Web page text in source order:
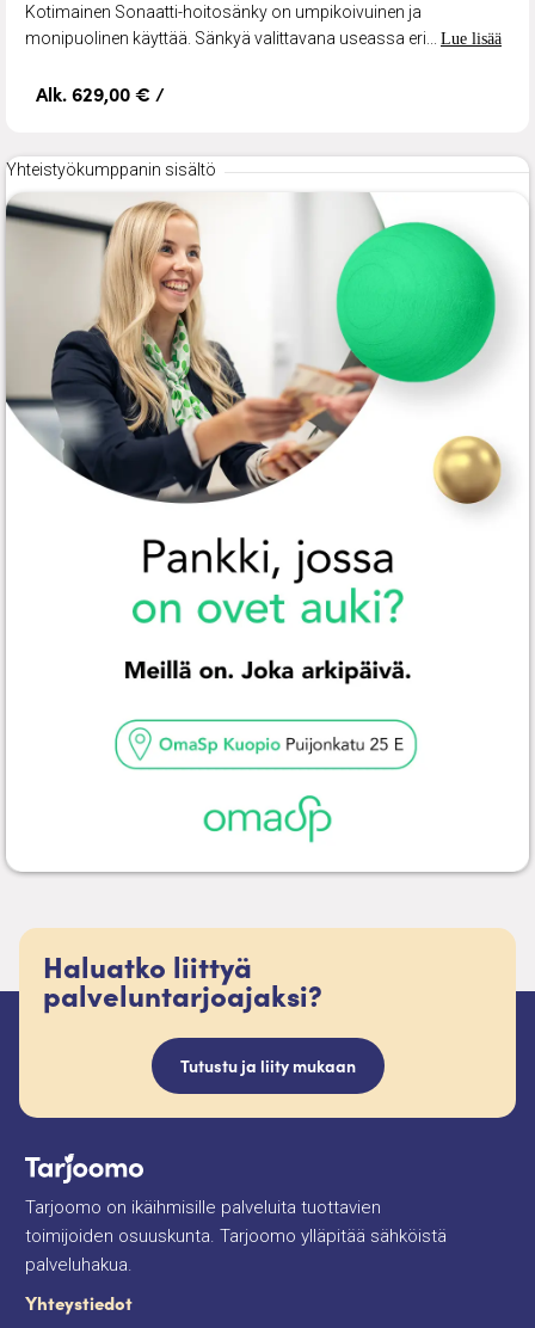
Kotimainen Sonaatti-hoitosänky on umpikoivuinen ja
monipuolinen käyttää. Sänkyä valittavana useassa eri... Lue lisää
Alk. 629,00 € /
Yhteistyökumppanin sisältö
Haluatko liittyä
palveluntarjoajaksi?
Tutustu ja liity mukaan
Tarjoomo on ikäihmisille palveluita tuottavien
toimijoiden osuuskunta. Tarjoomo ylläpitää sähköistä
palveluhakua.
Yhteystiedot